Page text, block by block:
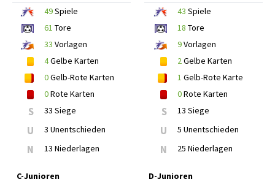
49Spiele
61 Tore
33 Vorlagen
4Gelbe Karten
0Gelb-Rote Karten
0Rote Karten
S 33 Siege
U 3 Unentschieden
N 13 Niederlagen
43 Spiele
18 Tore
9Vorlagen
2 Gelbe Karten
1 Gelb-Rote Karte
0Rote Karten
S 13 Siege
U 5 Unentschieden
N 25 Niederlagen
C-Junioren
D-Junioren